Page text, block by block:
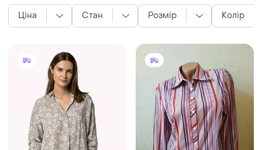
Ціна Стан Розмір Колір